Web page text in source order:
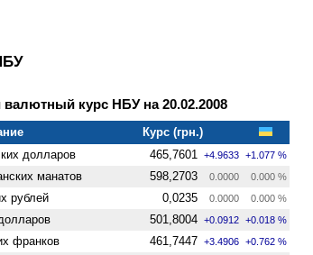
курс НБУ на 20.02.2008
Курс (грн.)
долларов 465,7601 +4.9633 +1.077 %
манатов 598,2703 0.0000 0.000 %
рублей 0,0235 0.0000 0.000 %
501,8004 +0.0912 +0.018 %
франков 461,7447 +3.4906 +0.762 %